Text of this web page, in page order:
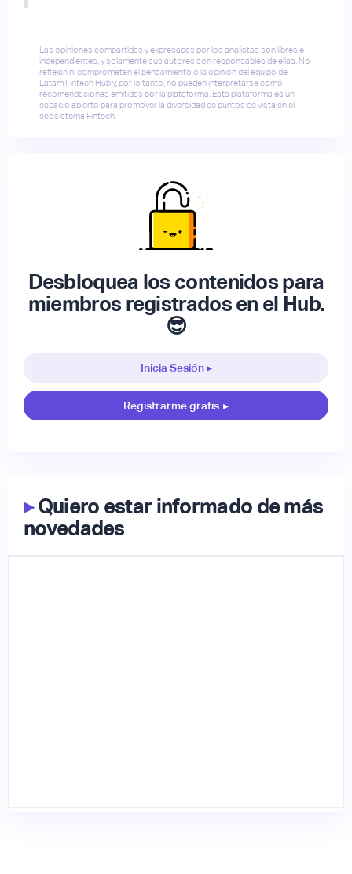
Las opiniones compartidas y expresadas por los analistas son libres e
independientes, y solamente sus autores son responsables de ellas. No
reflejan ni comprometen el pensamiento o la opinión del equipo de
Latam Fintech Hub y, por lo tanto, no pueden interpretarse como
recomendaciones emitidas por la plataforma. Esta plataforma es un
espacio abierto para promover la diversidad de puntos de vista en el
ecosistema Fintech.
Desbloquea los contenidos para
miembros registrados en el Hub.
😎
Inicia Sesión ▸
Registrarme gratis ▸
▸Quiero estar informado de más
novedades